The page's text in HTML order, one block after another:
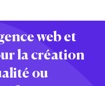
web et
la création
ou